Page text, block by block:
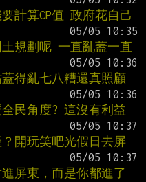
計算CP值 政府花自己
規劃呢 一直亂蓋一直
得亂七八糟還真照顧
民角度? 這沒有利益
開玩笑吧光假日去屏
屏東，而是你都進了